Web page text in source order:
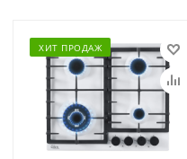
ХИТ ПРОДАЖ